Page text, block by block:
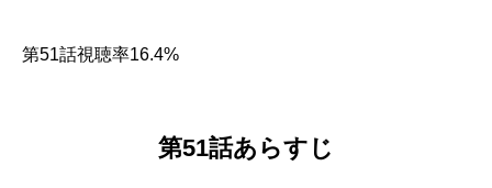
第51話視聴率16.4%
第51話あらすじ